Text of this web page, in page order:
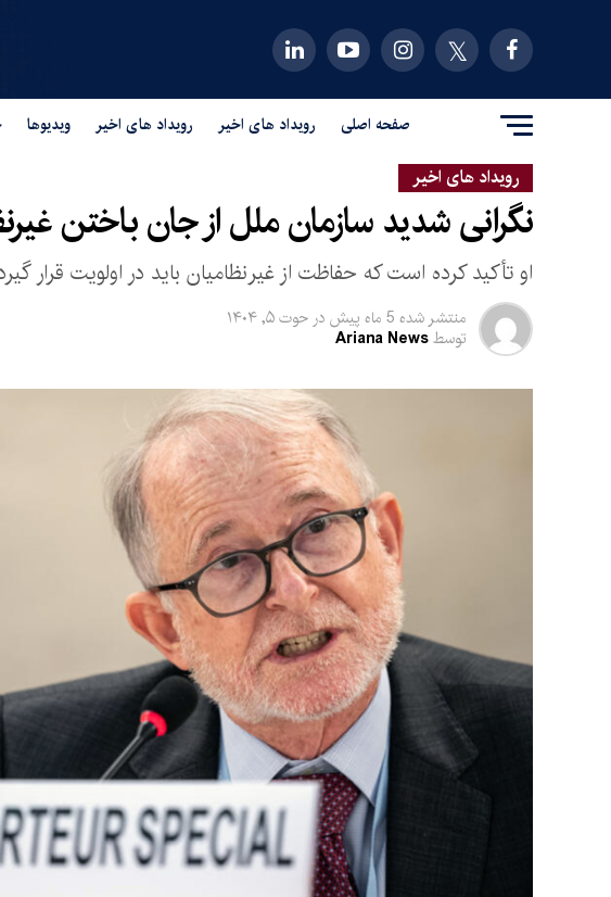
صفحه اصلی رویداد های اخیر رویداد های اخیر ویدیوها
رویداد های اخیر
نگرانی شدید سازمان ملل از جان باختن
او تأکید کرده است که حفاظت از غیرنظامیان باید در اولویت قرار
منتشر شده 5 ماه پیش در حوت ۵, ۱۴۰۴
توسطAriana News